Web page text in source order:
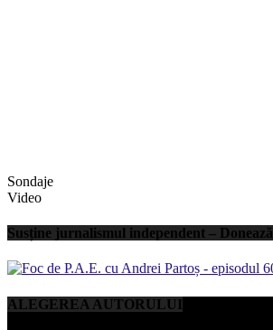
Sondaje
Video
Susține jurnalismul independent – Donează
ALEGEREA AUTORULUI